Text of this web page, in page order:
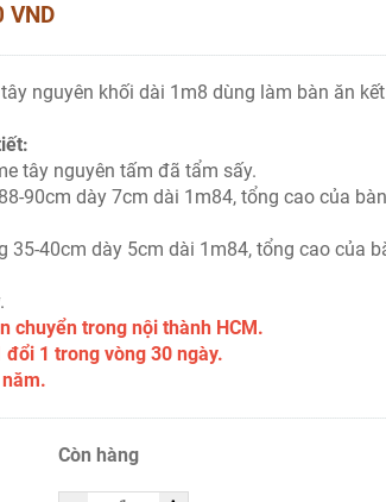
VND
nguyên khối dài 1m8 dùng làm bàn ăn
tây nguyên tấm đã tẩm sấy.
90cm dày 7cm dài 1m84, tổng cao của
35-40cm dày 5cm dài 1m84, tổng cao của
chuyển trong nội thành HCM.
đổi 1 trong vòng 30 ngày.
Còn hàng